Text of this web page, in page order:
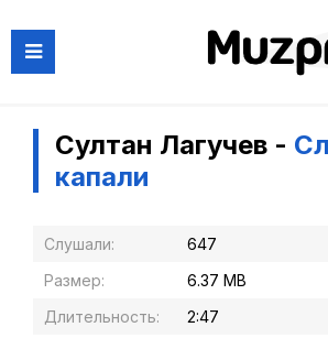
Султан Лагучев -
капали
Слушали:
647
Размер:
6.37 MB
Длительность:
2:47